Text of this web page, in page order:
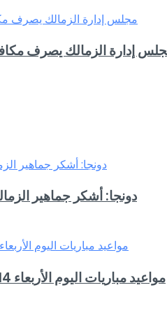
إدارة الزمالك يصرف مكافآت
دونجا: أشكر جماهير
مواعيد مباريات اليوم الأربعاء 14-2-2024 والقنوات الناقلة